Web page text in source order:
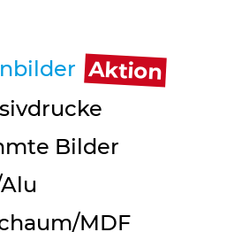
Aktion
Bilder
MDF